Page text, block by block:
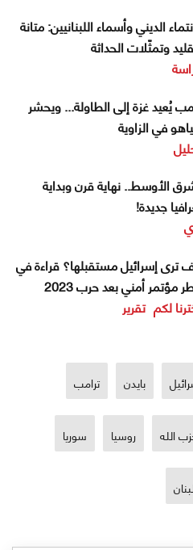
الديني وأسماء اللبنانيين: متانة
وتمثّلات الحداثة
يُعيد غزة إلى الطاولة... ويحشر
في الزاوية
الأوسط.. نهاية قرن وبداية
جديدة!
ترى إسرائيل مستقبلها؟ قراءة في
مؤتمر أمني بعد حرب 2023
لكم تقرير
بايدن ترامب
الله روسيا سوريا